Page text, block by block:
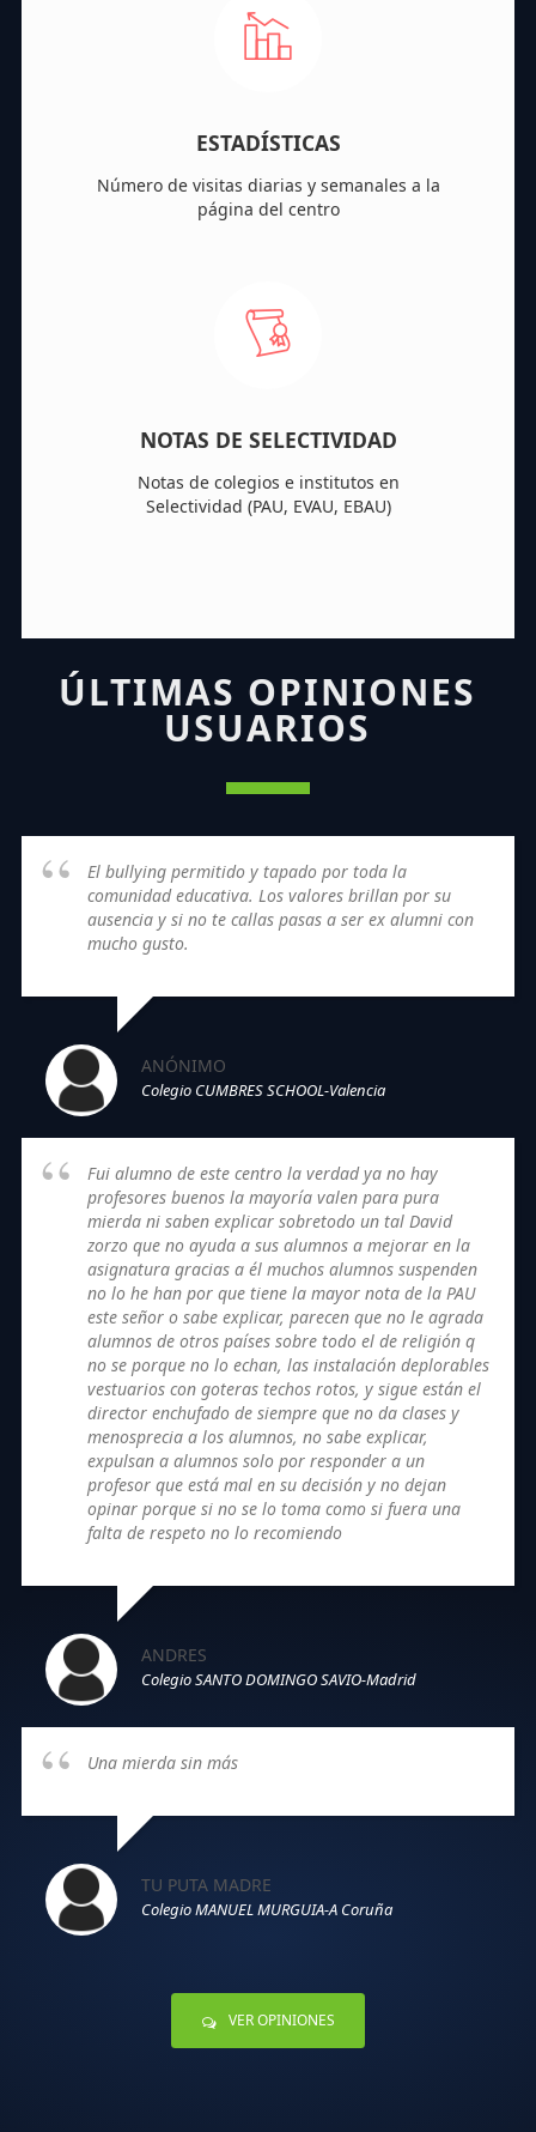
ESTADÍSTICAS
Número de visitas diarias y semanales a la
página del centro
NOTAS DE SELECTIVIDAD
Notas de colegios e institutos en
Selectividad (PAU, EVAU, EBAU)
ÚLTIMAS OPINIONES
USUARIOS
El bullying permitido y tapado por toda la
comunidad educativa. Los valores brillan por su
ausencia y si no te callas pasas a ser ex alumni con
mucho gusto.
ANÓNIMO
Colegio CUMBRES SCHOOL-Valencia
Fui alumno de este centro la verdad ya no hay
profesores buenos la mayoría valen para pura
mierda ni saben explicar sobretodo un tal David
zorzo que no ayuda a sus alumnos a mejorar en la
asignatura gracias a él muchos alumnos suspenden
no lo he han por que tiene la mayor nota de la PAU
este señor o sabe explicar, parecen que no le agrada
alumnos de otros países sobre todo el de religión q
no se porque no lo echan, las instalación deplorables
vestuarios con goteras techos rotos, y sigue están el
director enchufado de siempre que no da clases y
menosprecia a los alumnos, no sabe explicar,
expulsan a alumnos solo por responder a un
profesor que está mal en su decisión y no dejan
opinar porque si no se lo toma como si fuera una
falta de respeto no lo recomiendo
ANDRES
Colegio SANTO DOMINGO SAVIO-Madrid
Una mierda sin más
TU PUTA MADRE
Colegio MANUEL MURGUIA-A Coruña
VER OPINIONES